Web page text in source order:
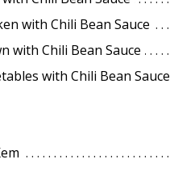
with Chili Bean Sauce
with Chili Bean Sauce
with Chili Bean Sauce